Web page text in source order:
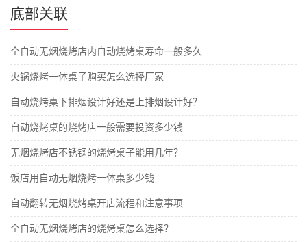
底部关联
全自动无烟烧烤店内自动烧烤桌寿命一般多久
火锅烧烤一体桌子购买怎么选择厂家
自动烧烤桌下排烟设计好还是上排烟设计好？
自动烧烤桌的烧烤店一般需要投资多少钱
无烟烧烤店不锈钢的烧烤桌子能用几年？
饭店用自动无烟烧烤一体桌多少钱
自动翻转无烟烧烤桌开店流程和注意事项
全自动无烟烧烤店的烧烤桌怎么选择？